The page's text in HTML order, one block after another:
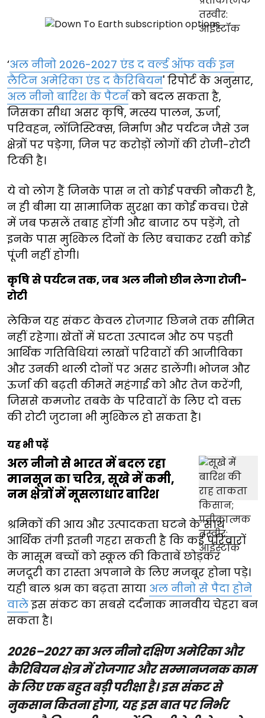
‘अल नीनो 2026-2027 एंड द वर्ल्ड ऑफ वर्क इन
लैटिन अमेरिका एंड द कैरिबियन' रिपोर्ट के अनुसार,
अल नीनो बारिश के पैटर्नको बदल सकता है,
जिसका सीधा असर कृषि, मत्स्य पालन, ऊर्जा,
परिवहन, लॉजिस्टिक्स, निर्माण और पर्यटन जैसे उन
क्षेत्रों पर पड़ेगा, जिन पर करोड़ों लोगों की रोजी-रोटी
टिकी है।
ये वो लोग हैं जिनके पास न तो कोई पक्की नौकरी है,
न ही बीमा या सामाजिक सुरक्षा का कोई कवच। ऐसे
में जब फसलें तबाह होंगी और बाजार ठप पड़ेंगे, तो
इनके पास मुश्किल दिनों के लिए बचाकर रखी कोई
पूंजी नहीं होगी।
कृषि से पर्यटन तक, जब अल नीनो छीन लेगा रोजी-
रोटी
लेकिन यह संकट केवल रोजगार छिनने तक सीमित
नहीं रहेगा। खेतों में घटता उत्पादन और ठप पड़ती
आर्थिक गतिविधियां लाखों परिवारों की आजीविका
और उनकी थाली दोनों पर असर डालेंगी। भोजन और
ऊर्जा की बढ़ती कीमतें महंगाई को और तेज करेंगी,
जिससे कमजोर तबके के परिवारों के लिए दो वक्त
की रोटी जुटाना भी मुश्किल हो सकता है।
यह भी पढ़ें
अल नीनो से भारत में बदल रहा
मानसून का चरित्र, सूखे में कमी,
नम क्षेत्रों में मूसलाधार बारिश
श्रमिकों की आय और उत्पादकता घटने के साथ
आर्थिक तंगी इतनी गहरा सकती है कि कई परिवारों
के मासूम बच्चों को स्कूल की किताबें छोड़कर
मजदूरी का रास्ता अपनाने के लिए मजबूर होना पड़े।
यही बाल श्रम का बढ़ता साया अल नीनो से पैदा होने
वालेइस संकट का सबसे दर्दनाक मानवीय चेहरा बन
सकता है।
2026–2027 का अल नीनो दक्षिण अमेरिका और
कैरिबियन क्षेत्र में रोजगार और सम्मानजनक काम
के लिए एक बहुत बड़ी परीक्षा है। इस संकट से
नुकसान कितना होगा, यह इस बात पर निर्भर